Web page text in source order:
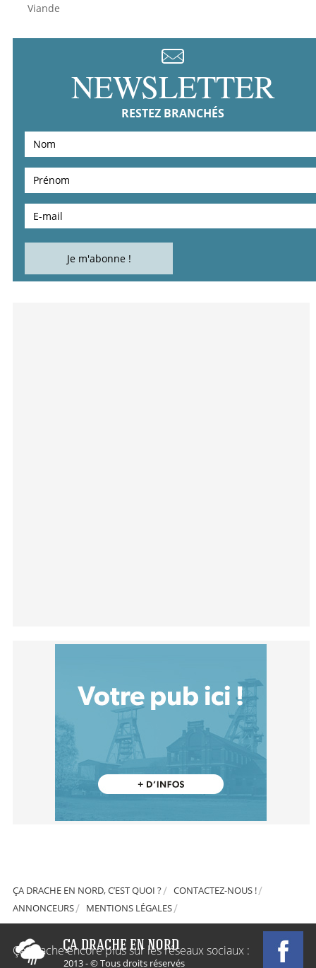
Viande
NEWSLETTER
RESTEZ BRANCHÉS
ÇA DRACHE EN NORD, C’EST QUOI ?
CONTACTEZ-NOUS !
ANNONCEURS
MENTIONS LÉGALES
2013 - © Tous droits réservés
Ça Drache encore plus sur les réseaux sociaux :